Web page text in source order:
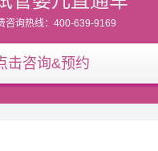
咨询热线：400-639-9169
击咨询&预约